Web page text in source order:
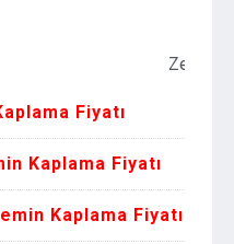
Zemin
Fiyatı
Kaplama Fiyatı
Kaplama Fiyatı